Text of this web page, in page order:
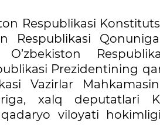
Respublikasi
Respublikasi
Prezidentining
Vazirlar
xalq deputatlari
viloyati